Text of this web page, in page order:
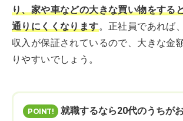
り、家や車などの大きな買い物をする
通りにくくなります。正社員であれば
収入が保証されているので、大きな金
りやすいでしょう。
就職するなら20代のうちが